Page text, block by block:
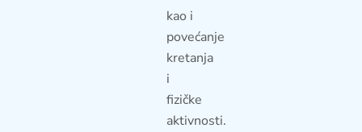
kao i
povećanje
kretanja
i
fizičke
aktivnosti.